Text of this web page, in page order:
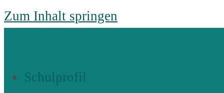
Zum Inhalt springen
Schulprofil